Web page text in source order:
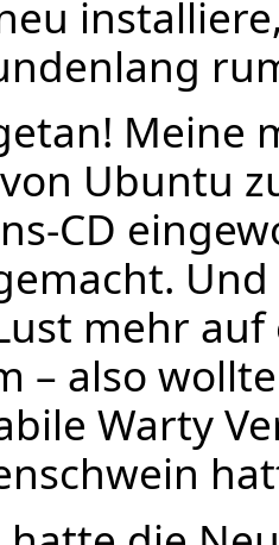
Meine
Ubuntu
CD
mehr
– also
Warty